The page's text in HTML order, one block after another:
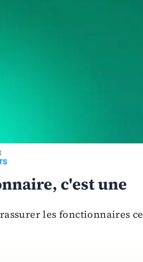
c'est une
les fonctionnaires ce